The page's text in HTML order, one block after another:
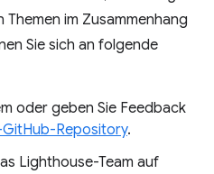
im Zusammenhang
Sie sich an folgende
oder geben Sie Feedback
Repository.
Lighthouse-Team auf